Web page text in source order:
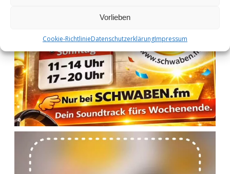
Vorlieben
Cookie-RichtlinieDatenschutzerklärungImpressum